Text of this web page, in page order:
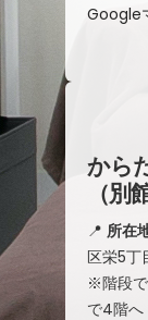
Google
から
（別
📍 所在
区栄5丁
※階段
で4階へ